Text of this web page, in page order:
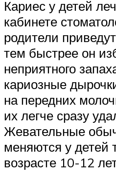
Кариес у детей
кабинете
родители
тем быстрее он
неприятного
кариозные
на передних
их легче сразу
Жевательные
меняются у детей
возрасте 10-12